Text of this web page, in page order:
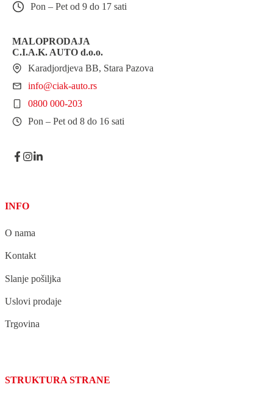
Pon – Pet od 9 do 17 sati
MALOPRODAJA
C.I.A.K. AUTO d.o.o.
Karadjordjeva BB, Stara Pazova
info@ciak-auto.rs
0800 000-203
Pon – Pet od 8 do 16 sati
INFO
O nama
Kontakt
Slanje pošiljka
Uslovi prodaje
Trgovina
STRUKTURA STRANE